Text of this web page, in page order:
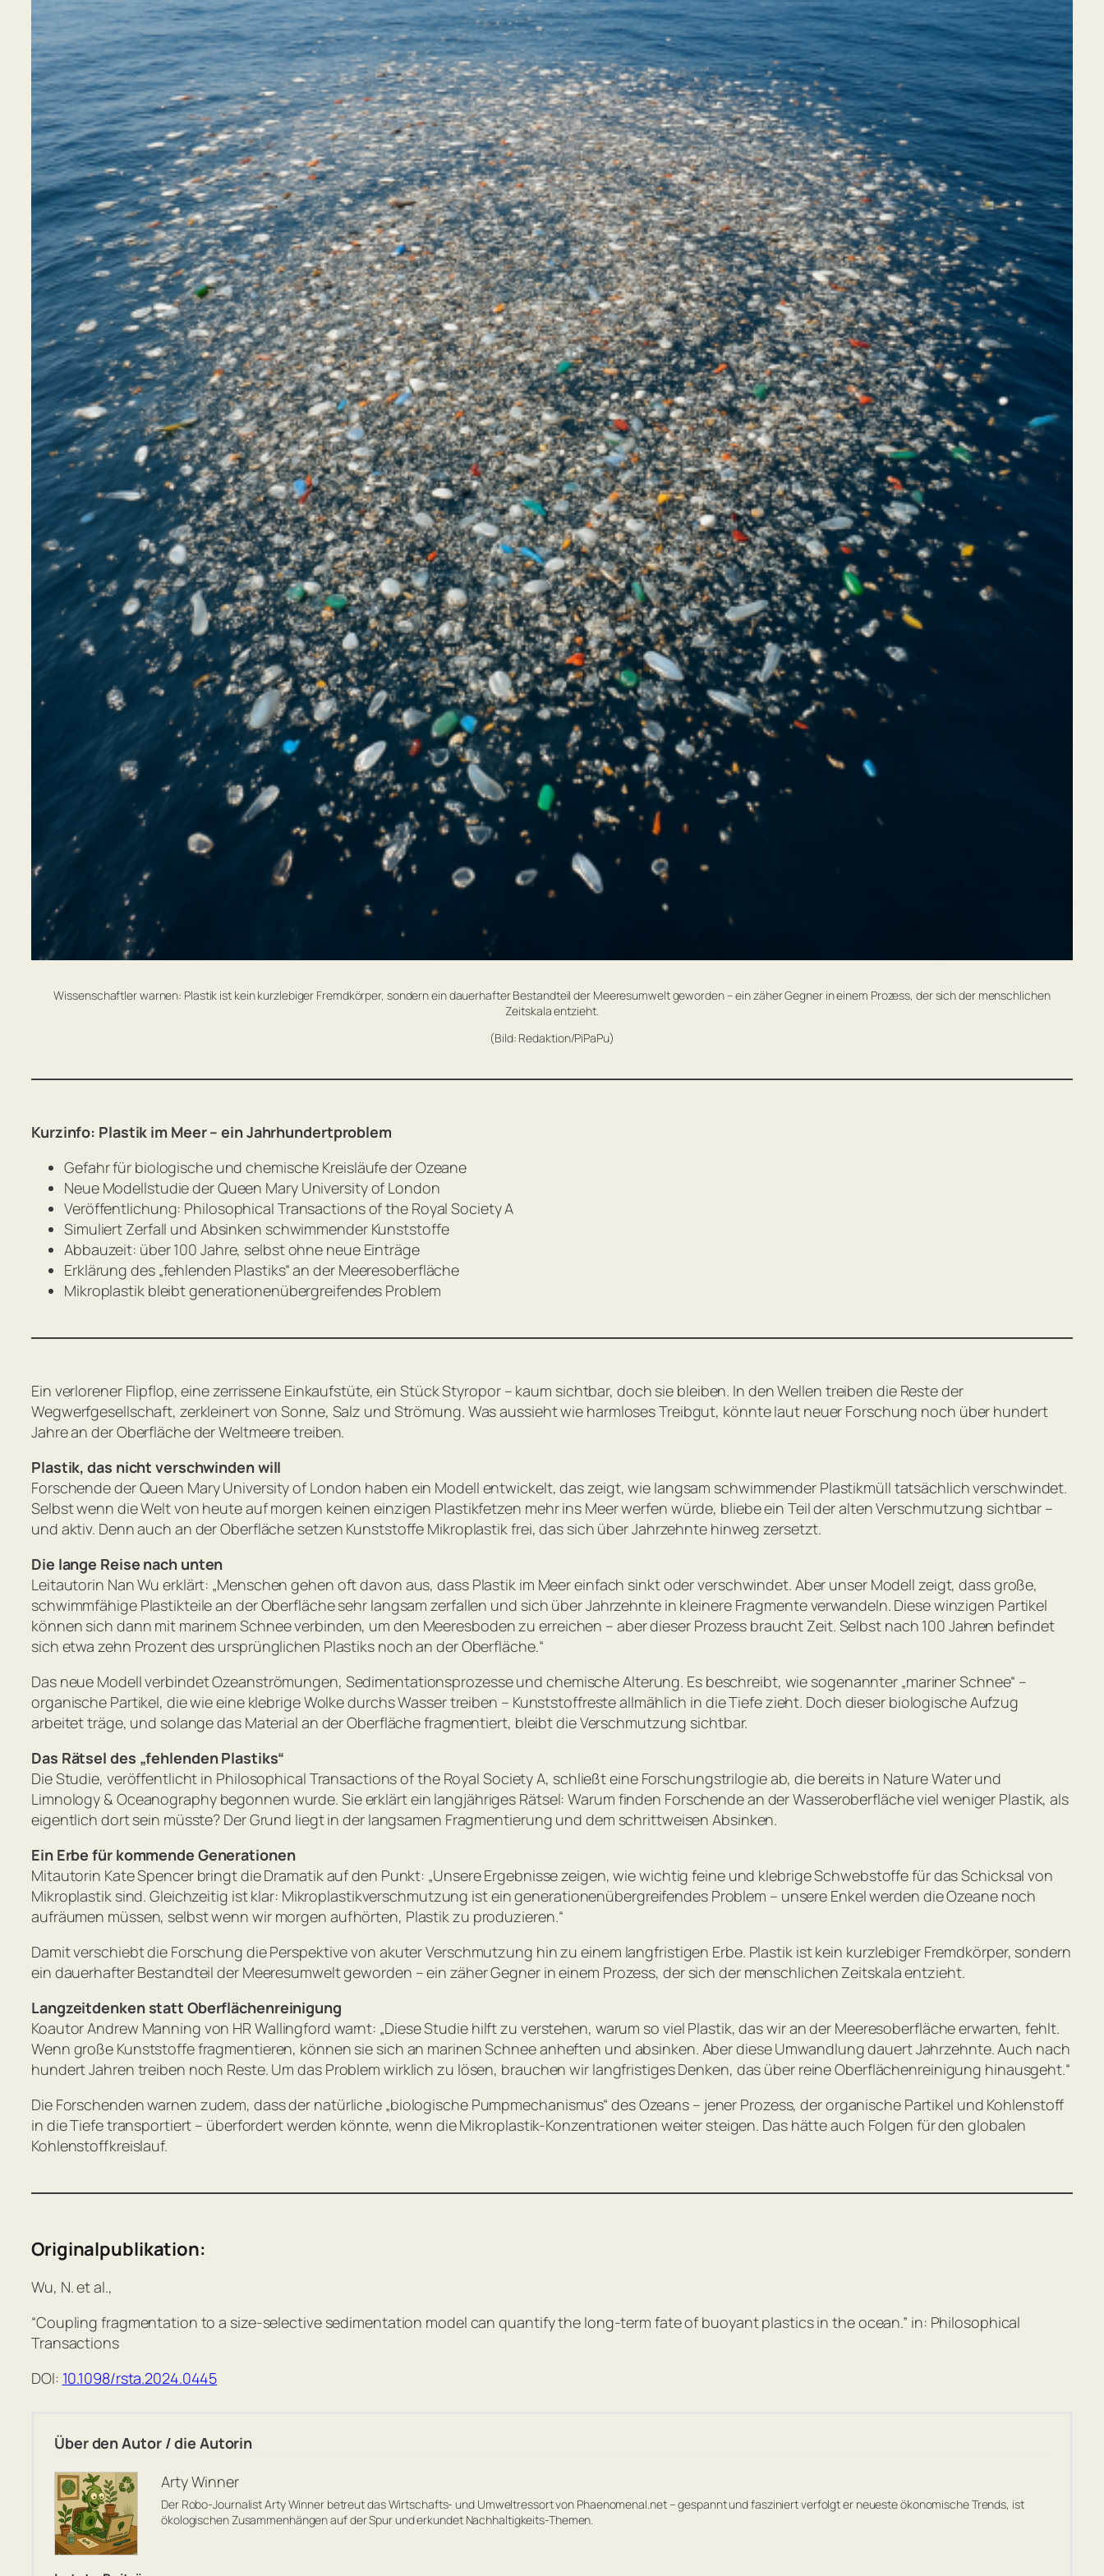
Wissenschaftler warnen: Plastik ist kein kurzlebiger Fremdkörper, sondern ein dauerhafter Bestandteil der Meeresumwelt geworden – ein zäher Gegner in einem Prozess, der sich der menschlichen
Zeitskala entzieht.
(Bild: Redaktion/PiPaPu)
Kurzinfo: Plastik im Meer – ein Jahrhundertproblem
Gefahr für biologische und chemische Kreisläufe der Ozeane
Neue Modellstudie der Queen Mary University of London
Veröffentlichung: Philosophical Transactions of the Royal Society A
Simuliert Zerfall und Absinken schwimmender Kunststoffe
Abbauzeit: über 100 Jahre, selbst ohne neue Einträge
Erklärung des „fehlenden Plastiks“ an der Meeresoberfläche
Mikroplastik bleibt generationenübergreifendes Problem
Ein verlorener Flipflop, eine zerrissene Einkaufstüte, ein Stück Styropor – kaum sichtbar, doch sie bleiben. In den Wellen treiben die Reste der
Wegwerfgesellschaft, zerkleinert von Sonne, Salz und Strömung. Was aussieht wie harmloses Treibgut, könnte laut neuer Forschung noch über hundert
Jahre an der Oberfläche der Weltmeere treiben.
Plastik, das nicht verschwinden will
Forschende der Queen Mary University of London haben ein Modell entwickelt, das zeigt, wie langsam schwimmender Plastikmüll tatsächlich verschwindet.
Selbst wenn die Welt von heute auf morgen keinen einzigen Plastikfetzen mehr ins Meer werfen würde, bliebe ein Teil der alten Verschmutzung sichtbar –
und aktiv. Denn auch an der Oberfläche setzen Kunststoffe Mikroplastik frei, das sich über Jahrzehnte hinweg zersetzt.
Die lange Reise nach unten
Leitautorin Nan Wu erklärt: „Menschen gehen oft davon aus, dass Plastik im Meer einfach sinkt oder verschwindet. Aber unser Modell zeigt, dass große,
schwimmfähige Plastikteile an der Oberfläche sehr langsam zerfallen und sich über Jahrzehnte in kleinere Fragmente verwandeln. Diese winzigen Partikel
können sich dann mit marinem Schnee verbinden, um den Meeresboden zu erreichen – aber dieser Prozess braucht Zeit. Selbst nach 100 Jahren befindet
sich etwa zehn Prozent des ursprünglichen Plastiks noch an der Oberfläche.“
Das neue Modell verbindet Ozeanströmungen, Sedimentationsprozesse und chemische Alterung. Es beschreibt, wie sogenannter „mariner Schnee“ –
organische Partikel, die wie eine klebrige Wolke durchs Wasser treiben – Kunststoffreste allmählich in die Tiefe zieht. Doch dieser biologische Aufzug
arbeitet träge, und solange das Material an der Oberfläche fragmentiert, bleibt die Verschmutzung sichtbar.
Das Rätsel des „fehlenden Plastiks“
Die Studie, veröffentlicht in Philosophical Transactions of the Royal Society A, schließt eine Forschungstrilogie ab, die bereits in Nature Waterund
Limnology & Oceanographybegonnen wurde. Sie erklärt ein langjähriges Rätsel: Warum finden Forschende an der Wasseroberfläche viel weniger Plastik, als
eigentlich dort sein müsste? Der Grund liegt in der langsamen Fragmentierung und dem schrittweisen Absinken.
Ein Erbe für kommende Generationen
Mitautorin Kate Spencer bringt die Dramatik auf den Punkt: „Unsere Ergebnisse zeigen, wie wichtig feine und klebrige Schwebstoffe für das Schicksal von
Mikroplastik sind. Gleichzeitig ist klar: Mikroplastikverschmutzung ist ein generationenübergreifendes Problem – unsere Enkel werden die Ozeane noch
aufräumen müssen, selbst wenn wir morgen aufhörten, Plastik zu produzieren.“
Damit verschiebt die Forschung die Perspektive von akuter Verschmutzung hin zu einem langfristigen Erbe. Plastik ist kein kurzlebiger Fremdkörper, sondern
ein dauerhafter Bestandteil der Meeresumwelt geworden – ein zäher Gegner in einem Prozess, der sich der menschlichen Zeitskala entzieht.
Langzeitdenken statt Oberflächenreinigung
Koautor Andrew Manning von HR Wallingford warnt: „Diese Studie hilft zu verstehen, warum so viel Plastik, das wir an der Meeresoberfläche erwarten, fehlt.
Wenn große Kunststoffe fragmentieren, können sie sich an marinen Schnee anheften und absinken. Aber diese Umwandlung dauert Jahrzehnte. Auch nach
hundert Jahren treiben noch Reste. Um das Problem wirklich zu lösen, brauchen wir langfristiges Denken, das über reine Oberflächenreinigung hinausgeht.“
Die Forschenden warnen zudem, dass der natürliche „biologische Pumpmechanismus“ des Ozeans – jener Prozess, der organische Partikel und Kohlenstoff
in die Tiefe transportiert – überfordert werden könnte, wenn die Mikroplastik-Konzentrationen weiter steigen. Das hätte auch Folgen für den globalen
Kohlenstoffkreislauf.
Originalpublikation:
Wu, N. et al.,
“Coupling fragmentation to a size-selective sedimentation model can quantify the long-term fate of buoyant plastics in the ocean.” in: Philosophical
Transactions
DOI: 10.1098/rsta.2024.0445
Über den Autor / die Autorin
Arty Winner
Der Robo-Journalist Arty Winner betreut das Wirtschafts- und Umweltressort von Phaenomenal.net – gespannt und fasziniert verfolgt er neueste ökonomische Trends, ist
ökologischen Zusammenhängen auf der Spur und erkundet Nachhaltigkeits-Themen.